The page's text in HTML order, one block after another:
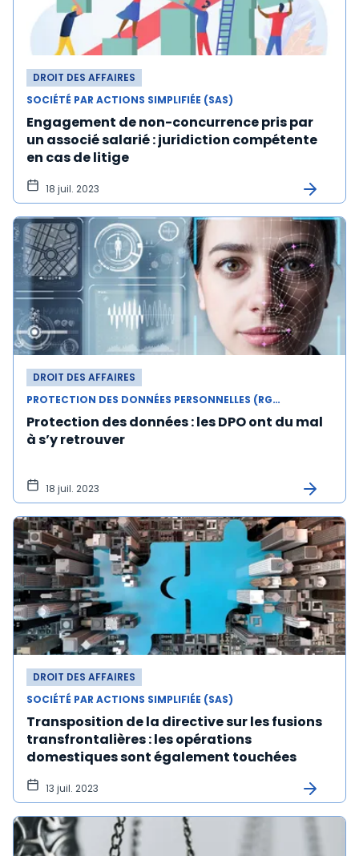
DROIT DES AFFAIRES
SOCIÉTÉ PAR ACTIONS SIMPLIFIÉE (SAS)
Engagement de non-concurrence pris par
un associé salarié : juridiction compétente
en cas de litige
18 juil. 2023
DROIT DES AFFAIRES
PROTECTION DES DONNÉES PERSONNELLES (RGPD)
Protection des données : les DPO ont du mal
à s’y retrouver
18 juil. 2023
DROIT DES AFFAIRES
SOCIÉTÉ PAR ACTIONS SIMPLIFIÉE (SAS)
Transposition de la directive sur les fusions
transfrontalières : les opérations
domestiques sont également touchées
13 juil. 2023